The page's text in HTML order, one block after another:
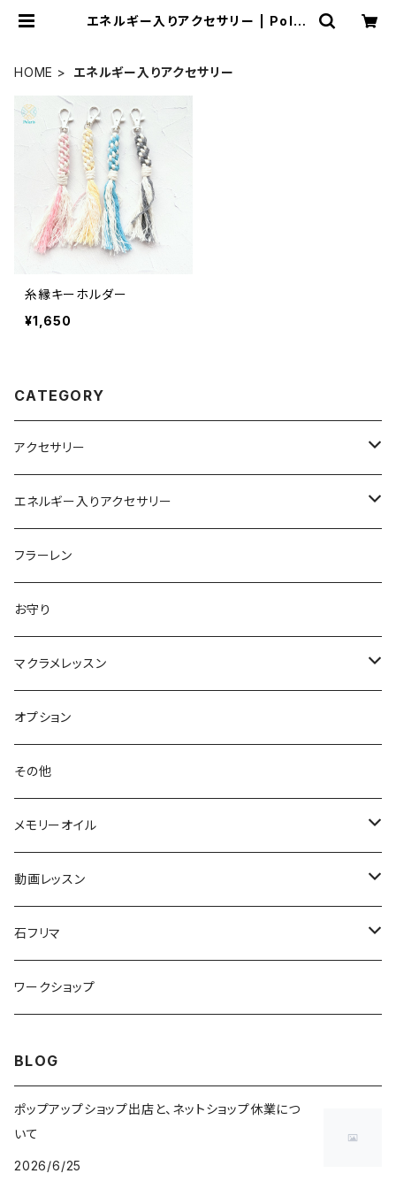
エネルギー入りアクセサリー | Polar
HOME エネルギー入りアクセサリー
糸縁キーホルダー
¥1,650
CATEGORY
アクセサリー
ピアス
オプション
ネックレス
雫シリーズ
ブレスレット
イヤリング
オーダー商品
ブローチ
エネルギー入りアクセサリー
ブレスレット
ペンダント
キーホルダー
糸縁
フラーレン
お守り
マクラメレッスン
手作りキット
動画
オプション
その他
メモリーオイル
スプレー
動画レッスン
初級
中級
石フリマ
ビーズ
ワークショップ
BLOG
ポップアップショップ出店と、ネットショップ休業につ
いて
2026/6/25